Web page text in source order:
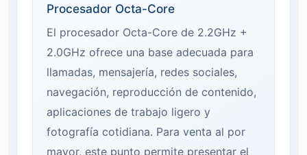
Procesador Octa-Core
El procesador Octa-Core de 2.2GHz +
2.0GHz ofrece una base adecuada para
llamadas, mensajería, redes sociales,
navegación, reproducción de contenido,
aplicaciones de trabajo ligero y
fotografía cotidiana. Para venta al por
mayor, este punto permite presentar el